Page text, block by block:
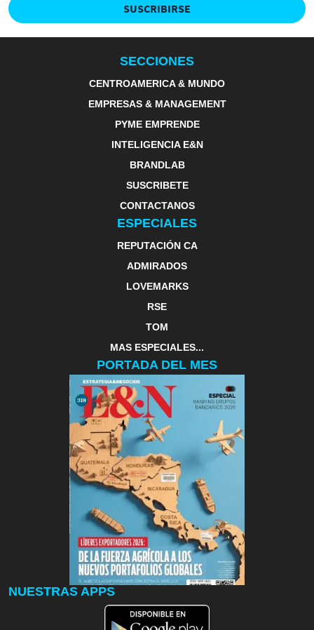
SUSCRIBIRSE
SECCIONES
CENTROAMERICA & MUNDO
EMPRESAS & MANAGEMENT
PYME EMPRENDE
INTELIGENCIA E&N
BRANDLAB
SUSCRIBETE
CONTACTANOS
ESPECIALES
REPUTACIÓN CA
ADMIRADOS
LOVEMARKS
RSE
TOM
MAS ESPECIALES...
PORTADA DEL MES
NUESTRAS APPS